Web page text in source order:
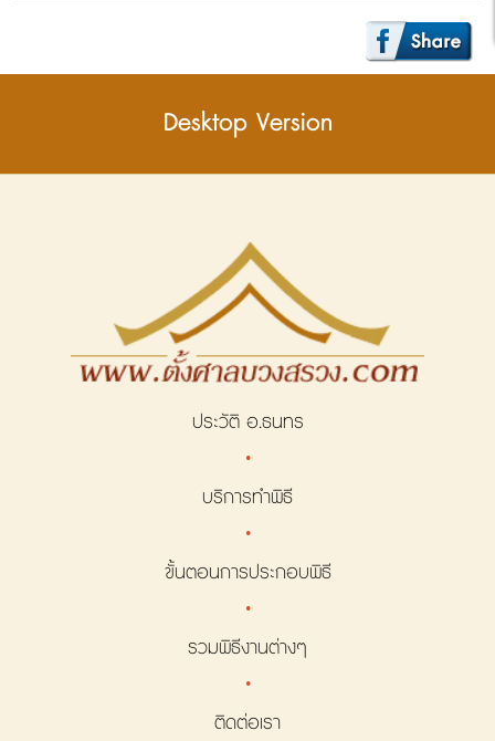
Desktop Version
ประวัติ อ.ธนทร
·
บริการทำพิธี
·
ขั้นตอนการประกอบพิธี
·
รวมพิธีงานต่างๆ
·
ติดต่อเรา